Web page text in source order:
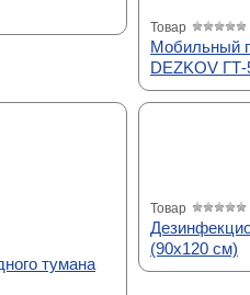
Товар
Мобильный
DEZKOV ГТ-
тумана
Товар
(90х120 см)